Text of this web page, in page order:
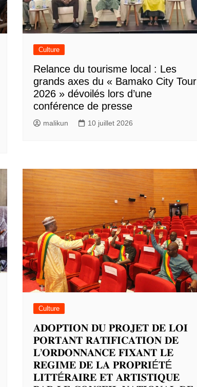
Culture
Relance du tourisme local : Les
grands axes du « Bamako City Tour
2026 » dévoilés lors d’une
conférence de presse
malikun 10 juillet 2026
Culture
𝐀𝐃𝐎𝐏𝐓𝐈𝐎𝐍 𝐃𝐔 𝐏𝐑𝐎𝐉𝐄𝐓 𝐃𝐄 𝐋𝐎𝐈
𝐏𝐎𝐑𝐓𝐀𝐍𝐓 𝐑𝐀𝐓𝐈𝐅𝐈𝐂𝐀𝐓𝐈𝐎𝐍 𝐃𝐄
𝐋’𝐎𝐑𝐃𝐎𝐍𝐍𝐀𝐍𝐂𝐄 𝐅𝐈𝐗𝐀𝐍𝐓 𝐋𝐄
𝐑𝐄𝐆𝐈𝐌𝐄 𝐃𝐄 𝐋𝐀 𝐏𝐑𝐎𝐏𝐑𝐈É𝐓É
𝐋𝐈𝐓𝐓É𝐑𝐀𝐈𝐑𝐄 𝐄𝐓 𝐀𝐑𝐓𝐈𝐒𝐓𝐈𝐐𝐔𝐄